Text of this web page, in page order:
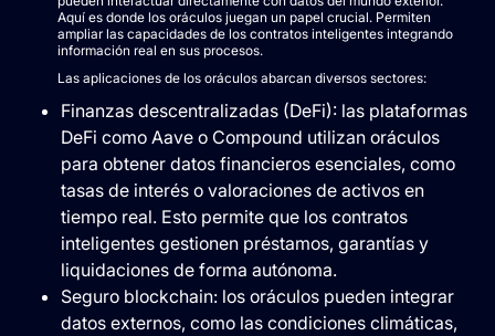
Aquí es donde los oráculos juegan un papel crucial. Permiten
ampliar las capacidades de los contratos inteligentes integrando
información real en sus procesos.
Las aplicaciones de los oráculos abarcan diversos sectores:
Finanzas descentralizadas (DeFi): las plataformas
DeFi como Aave o Compound utilizan oráculos
para obtener datos financieros esenciales, como
tasas de interés o valoraciones de activos en
tiempo real. Esto permite que los contratos
inteligentes gestionen préstamos, garantías y
liquidaciones de forma autónoma.
Seguro blockchain: los oráculos pueden integrar
datos externos, como las condiciones climáticas,